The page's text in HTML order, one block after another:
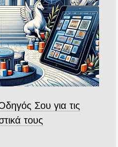
Σου για τις
τους